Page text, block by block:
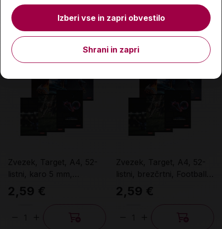
Količina Količina
Zvezek, Target, A4, 52-
listni, karo 5 mm,
Football, različni motivi
2,59 €
Količina
Zvezek, Target, A4, 52-
listni, brezčrtni, Football,
različni motivi
2,59 €
Izberi vse in zapri obvestilo
Shrani in zapri